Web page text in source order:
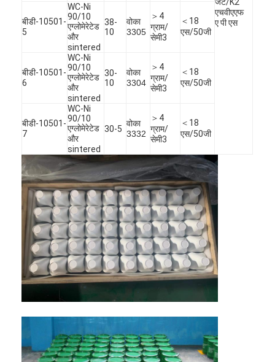
उत्पाद
हमारे बारे में
एचवीएएफ
ए पी एस
बीडी-10501-
5
WC-Ni
90/10
एग्लोमेरेटेड
और
sintered
38-
10
वोका
3305
＞4
ग्राम/
सेमी3
＜18
एस/50जी
बीडी-10501-
6
WC-Ni
90/10
एग्लोमेरेटेड
और
sintered
30-
10
वोका
3304
＞4
ग्राम/
सेमी3
＜18
एस/50जी
बीडी-10501-
7
WC-Ni
90/10
एग्लोमेरेटेड
और
sintered
30-5
वोका
3332
＞4
ग्राम/
सेमी3
＜18
एस/50जी